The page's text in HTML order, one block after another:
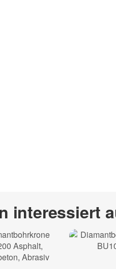
interessiert